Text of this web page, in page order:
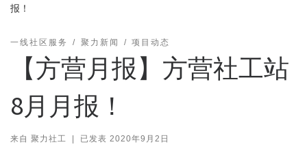
报！
一线社区服务 聚力新闻 项目动态
【方营月报】方营社工站
8月月报！
来自 聚力社工 | 已发表 2020年9月2日